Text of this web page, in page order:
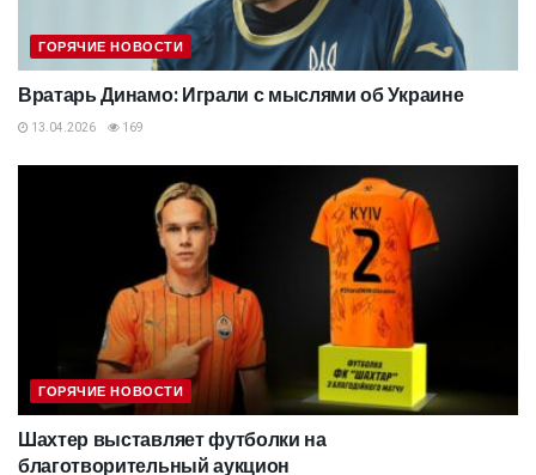
ГОРЯЧИЕ НОВОСТИ
Вратарь Динамо: Играли с мыслями об Украине
13.04.2026 169
ГОРЯЧИЕ НОВОСТИ
Шахтер выставляет футболки на
благотворительный аукцион